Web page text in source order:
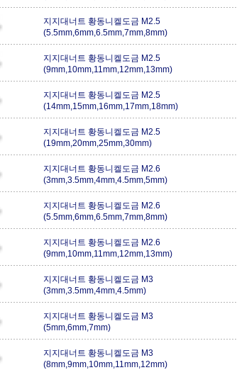
지지대너트 황동니켈도금 M2.5
(5.5mm,6mm,6.5mm,7mm,8mm)
지지대너트 황동니켈도금 M2.5
(9mm,10mm,11mm,12mm,13mm)
지지대너트 황동니켈도금 M2.5
(14mm,15mm,16mm,17mm,18mm)
지지대너트 황동니켈도금 M2.5
(19mm,20mm,25mm,30mm)
지지대너트 황동니켈도금 M2.6
(3mm,3.5mm,4mm,4.5mm,5mm)
지지대너트 황동니켈도금 M2.6
(5.5mm,6mm,6.5mm,7mm,8mm)
지지대너트 황동니켈도금 M2.6
(9mm,10mm,11mm,12mm,13mm)
지지대너트 황동니켈도금 M3
(3mm,3.5mm,4mm,4.5mm)
지지대너트 황동니켈도금 M3
(5mm,6mm,7mm)
지지대너트 황동니켈도금 M3
(8mm,9mm,10mm,11mm,12mm)